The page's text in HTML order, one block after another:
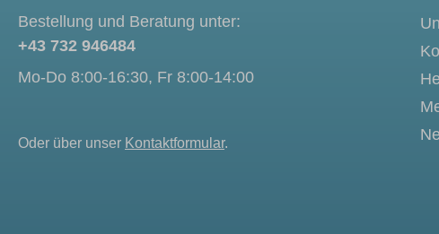
Bestellung und Beratung unter:
+43 732 946484
Mo-Do 8:00-16:30, Fr 8:00-14:00
Oder über unser Kontaktformular.